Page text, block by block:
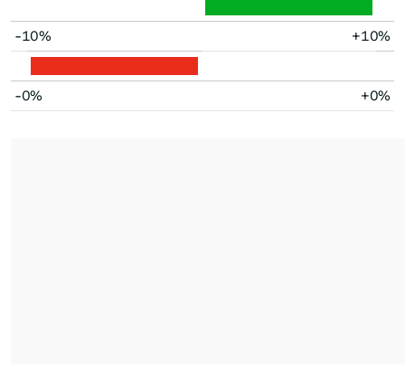
-10% +10%
-0% +0%